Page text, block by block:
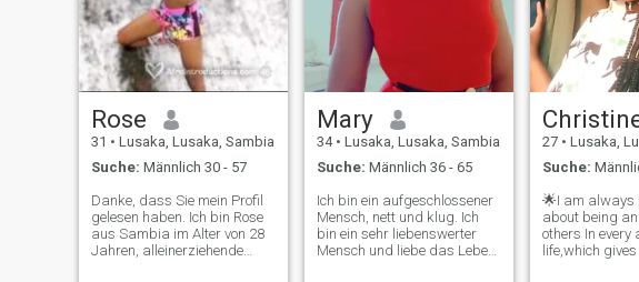
Rose
31 • Lusaka, Lusaka, Sambia
Suche: Männlich 30 - 57
Danke, dass Sie mein Profil
gelesen haben. Ich bin Rose
aus Sambia im Alter von 28
Jahren, alleinerziehende
Mary
34 • Lusaka, Lusaka, Sambia
Suche: Männlich 36 - 65
Ich bin ein aufgeschlossener
Mensch, nett und klug. Ich
bin ein sehr liebenswerter
Mensch und liebe das Leben.
27 • Lusaka,
Suche:
🌟I am always
about being
others In every
life,which